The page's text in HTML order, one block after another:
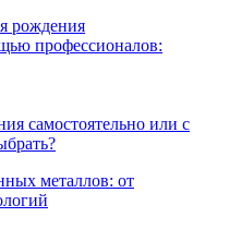
самостоятельно или с